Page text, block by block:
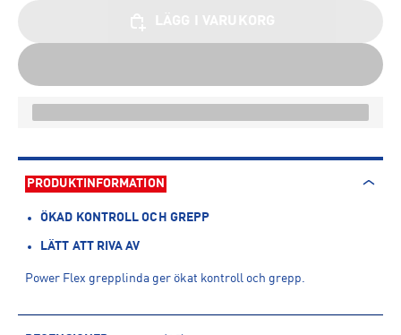
PRODUKTINFORMATION
ÖKAD KONTROLL OCH GREPP
LÄTT ATT RIVA AV
Power Flex grepplinda ger ökat kontroll och grepp.